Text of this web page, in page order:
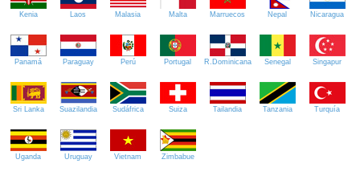
Kenia Laos Malasia Malta Marruecos Nepal Nicaragua
Panamá Paraguay Perú Portugal R.Dominicana Senegal Singapur
Sri Lanka Suazilandia Sudáfrica Suiza Tailandia Tanzania Turquía
Uganda Uruguay Vietnam Zimbabue